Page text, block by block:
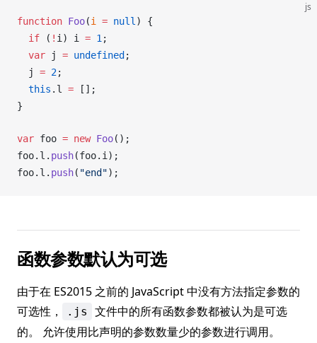
js
function Foo(i = null) {
  if
( ! i) i = 1;
  var
j = undefined ;
j
= 2;
  this
. l = [];
}
var foo = new Foo();
foo. l . push(foo. i);
foo. l . push( "end");
函数参数默认为可选
由于在 ES2015 之前的 JavaScript 中没有方法指定参数的
可选性，
.js
文件中的所有函数参数都被认为是可选
的。 允许使用比声明的参数数量少的参数进行调用。